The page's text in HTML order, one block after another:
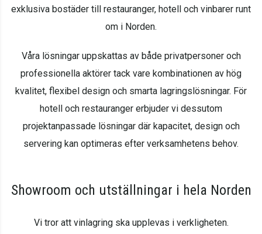
exklusiva bostäder till restauranger, hotell och vinbarer runt
om i Norden.
Våra lösningar uppskattas av både privatpersoner och
professionella aktörer tack vare kombinationen av hög
kvalitet, flexibel design och smarta lagringslösningar. För
hotell och restauranger erbjuder vi dessutom
projektanpassade lösningar där kapacitet, design och
servering kan optimeras efter verksamhetens behov.
Showroom och utställningar i hela Norden
Vi tror att vinlagring ska upplevas i verkligheten.